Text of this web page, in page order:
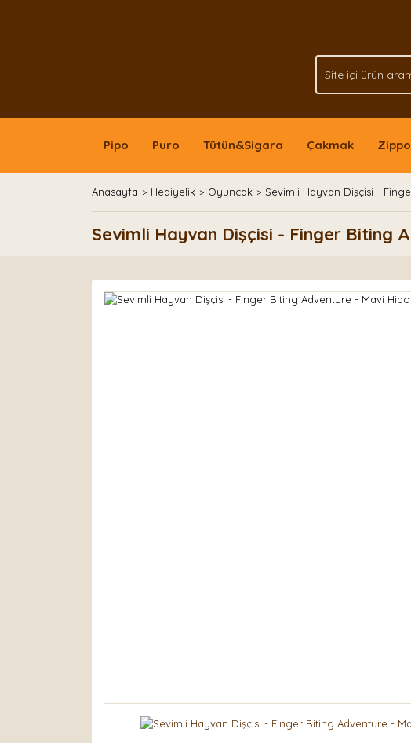
Pipo Puro Tütün&Sigara Çakmak Zippo
Anasayfa Hediyelik Oyuncak Sevimli Hayvan Dişçisi -
Sevimli Hayvan Dişçisi - Finger Biting